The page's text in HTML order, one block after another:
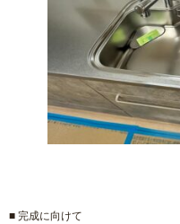
■ 完成に向けて